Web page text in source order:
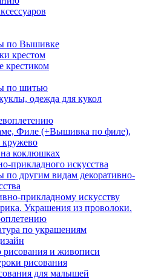
по Вышивке
крестом
крестиком
по шитью
одежда для кукол
Филе (+Вышивка по филе),
коклюшках
прикладного искусства
другим видам декоративно-
прикладному искусству
Украшения из проволоки.
по украшениям
рисования и живописи
рисования
для малышей